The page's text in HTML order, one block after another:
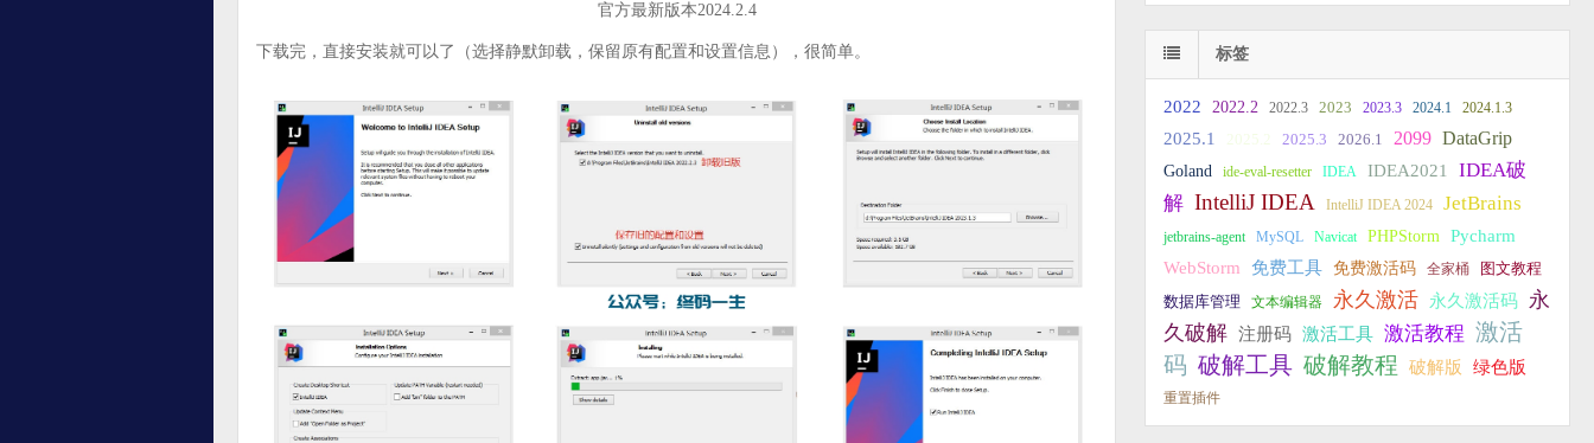
官方最新版本2024.2.4
下载完，直接安装就可以了（选择静默卸载，保留原有配置和设置信息），很简单。 标签
2022 2022.2 2022.3 2023 2023.3 2024.1 2024.1.3
2025.1 2025.2 2025.3 2026.1 2099 DataGrip
Goland ide-eval-resetter IDEA IDEA2021
IDEA破
解 IntelliJ IDEA IntelliJ IDEA 2024 JetBrains
jetbrains-agent MySQL Navicat PHPStorm Pycharm
WebStorm 免费工具 免费激活码 全家桶 图文教程
数据库管理 文本编辑器 永久激活 永久激活码
永
久破解 注册码 激活工具 激活教程 激活
码 破解工具 破解教程 破解版 绿色版
重置插件